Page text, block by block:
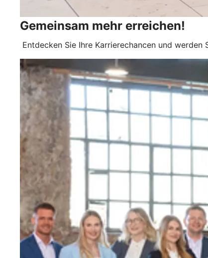
Gemeinsam mehr erreichen!
Entdecken Sie Ihre Karrierechancen und